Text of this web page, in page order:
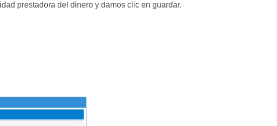
prestadora del dinero y damos clic en guardar.